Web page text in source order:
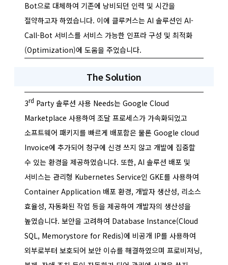
Bot으로 대체하여 기존에 낭비되던 인력 및 시간을
절약하고자 하였습니다. 이에 클루커스는 AI 솔루션인 AI-
Call-Bot 서비스를 서비스 가능한 인프라 구성 및 최적화
(Optimization)에 도움을 주었습니다.
The Solution
3rd Party 솔루션 사용 Needs는 Google Cloud
Marketplace 사용하여 조달 프로세스가 가속화되었고
소프트웨어 패키지를 빠르게 배포함은 물론 Google cloud
Invoice에 추가되어 청구에 신경 쓰지 않고 개발에 집중할
수 있는 환경을 제공하였습니다. 또한, AI 솔루션 배포 및
서비스는 관리형 Kubernetes Service인 GKE를 사용하여
Container Application 배포 환경, 개발자 생산성, 리소스
효율성, 자동화된 작업 등을 제공하여 개발자의 생산성을
높였습니다. 보안을 고려하여 Database Instance(Cloud
SQL, Memorystore for Redis)에 비공개 IP를 사용하여
외부로부터 보호되어 보안 이슈를 해결하였으며 프로비저닝,